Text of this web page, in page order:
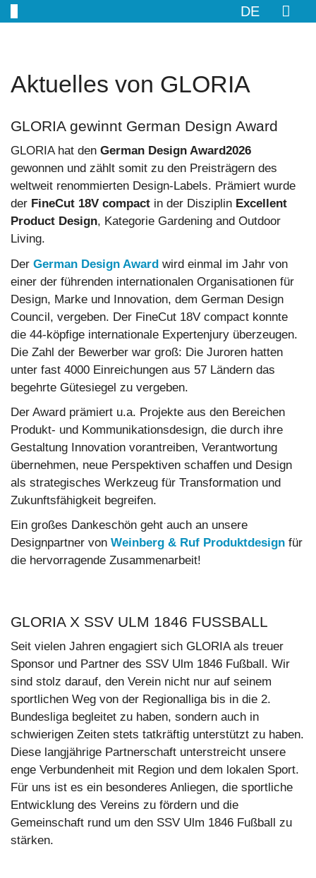
DE
Aktuelles von GLORIA
GLORIA gewinnt German Design Award
GLORIA hat den German Design Award2026
gewonnen und zählt somit zu den Preisträgern des
weltweit renommierten Design-Labels. Prämiert wurde
der FineCut 18V compact in der Disziplin Excellent
Product Design, Kategorie Gardening and Outdoor
Living.
Der German Design Award wird einmal im Jahr von
einer der führenden internationalen Organisationen für
Design, Marke und Innovation, dem German Design
Council, vergeben. Der FineCut 18V compact konnte
die 44-köpfige internationale Expertenjury überzeugen.
Die Zahl der Bewerber war groß: Die Juroren hatten
unter fast 4000 Einreichungen aus 57 Ländern das
begehrte Gütesiegel zu vergeben.
Der Award prämiert u.a. Projekte aus den Bereichen
Produkt- und Kommunikationsdesign, die durch ihre
Gestaltung Innovation vorantreiben, Verantwortung
übernehmen, neue Perspektiven schaffen und Design
als strategisches Werkzeug für Transformation und
Zukunftsfähigkeit begreifen.
Ein großes Dankeschön geht auch an unsere
Designpartner von Weinberg & Ruf Produktdesign für
die hervorragende Zusammenarbeit!
GLORIA X SSV ULM 1846 FUSSBALL
Seit vielen Jahren engagiert sich GLORIA als treuer
Sponsor und Partner des SSV Ulm 1846 Fußball. Wir
sind stolz darauf, den Verein nicht nur auf seinem
sportlichen Weg von der Regionalliga bis in die 2.
Bundesliga begleitet zu haben, sondern auch in
schwierigen Zeiten stets tatkräftig unterstützt zu haben.
Diese langjährige Partnerschaft unterstreicht unsere
enge Verbundenheit mit Region und dem lokalen Sport.
Für uns ist es ein besonderes Anliegen, die sportliche
Entwicklung des Vereins zu fördern und die
Gemeinschaft rund um den SSV Ulm 1846 Fußball zu
stärken.